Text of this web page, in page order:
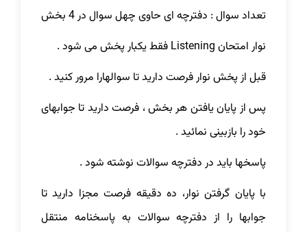
تعداد سوال : دفترچه ای حاوی چهل سوال در 4 بخش
نوار امتحان Listening فقط یکبار پخش می شود .
قبل از پخش نوار فرصت دارید تا سوالهارا مرور کنید .
پس از پایان یافتن هر بخش ، فرصت دارید تا جوابهای
خود را بازبینی نمائید .
پاسخها باید در دفترچه سوالات نوشته شود .
با پایان گرفتن نوار، ده دقیقه فرصت مجزا دارید تا
جوابها را از دفترچه سوالات به پاسخنامه منتقل